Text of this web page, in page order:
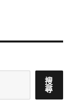
搜
尋